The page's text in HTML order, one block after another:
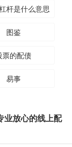
杆是什么意思
图鉴
票的配债
易事
业放心的线上配